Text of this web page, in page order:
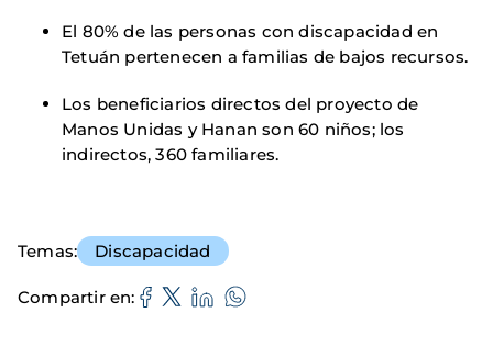
El 80% de las personas con discapacidad en
Tetuán pertenecen a familias de bajos recursos.
Los beneficiarios directos del proyecto de
Manos Unidas y Hanan son 60 niños; los
indirectos, 360 familiares.
Temas Discapacidad
Compartir en